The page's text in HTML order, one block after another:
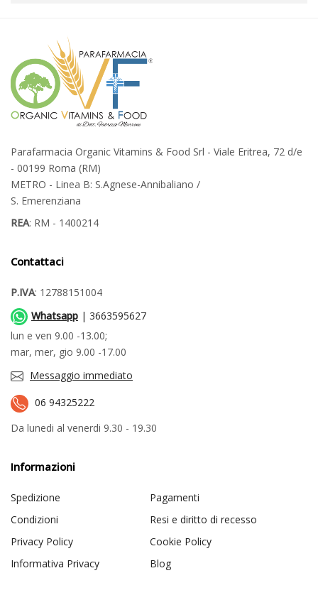
Parafarmacia Organic Vitamins & Food Srl - Viale Eritrea, 72 d/e
- 00199 Roma (RM)
METRO - Linea B: S.Agnese-Annibaliano /
S. Emerenziana
REA: RM - 1400214
Contattaci
P.IVA: 12788151004
Whatsapp | 3663595627
lun e ven 9.00 -13.00;
mar, mer, gio 9.00 -17.00
Messaggio immediato
06 94325222
Da lunedi al venerdi 9.30 - 19.30
Informazioni
Spedizione
Pagamenti
Condizioni
Resi e diritto di recesso
Privacy Policy
Cookie Policy
Informativa Privacy
Blog